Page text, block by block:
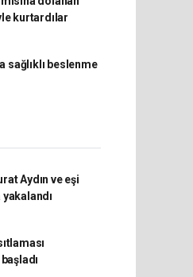
kurtardılar
sağlıklı beslenme
Aydın ve eşi